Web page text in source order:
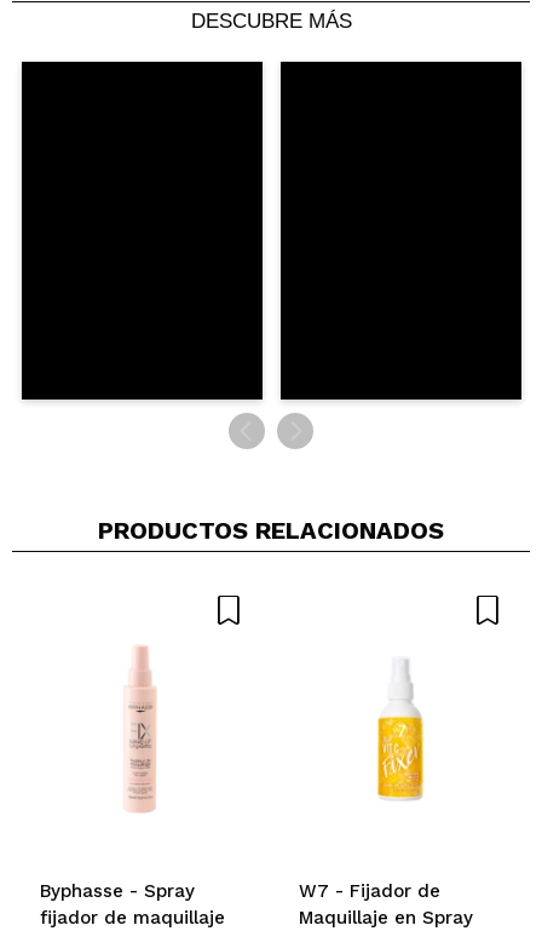
ENVIAR
DESCUBRE MÁS
PRODUCTOS RELACIONADOS
Byphasse - Spray
fijador de maquillaje
W7 - Fijador de
Maquillaje en Spray